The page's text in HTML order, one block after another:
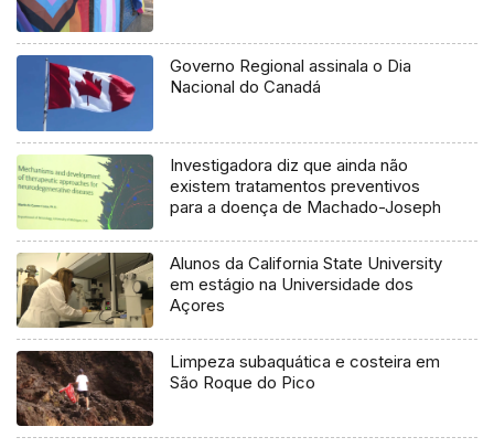
Governo Regional assinala o Dia
Nacional do Canadá
Investigadora diz que ainda não
existem tratamentos preventivos
para a doença de Machado-Joseph
Alunos da California State University
em estágio na Universidade dos
Açores
Limpeza subaquática e costeira em
São Roque do Pico